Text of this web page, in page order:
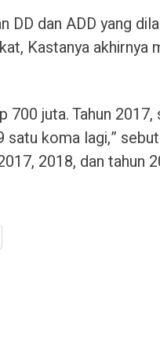
DD dan ADD yang
Kastanya akhirnya
700 juta. Tahun
satu koma lagi,”
2018, dan tahun